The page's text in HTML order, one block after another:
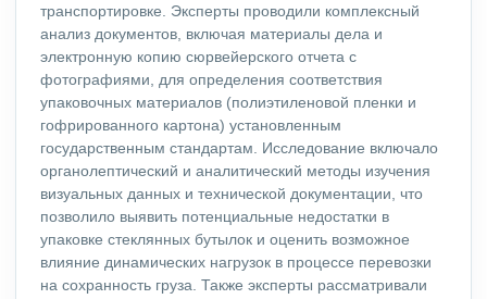
транспортировке. Эксперты проводили комплексный
анализ документов, включая материалы дела и
электронную копию сюрвейерского отчета с
фотографиями, для определения соответствия
упаковочных материалов (полиэтиленовой пленки и
гофрированного картона) установленным
государственным стандартам. Исследование включало
органолептический и аналитический методы изучения
визуальных данных и технической документации, что
позволило выявить потенциальные недостатки в
упаковке стеклянных бутылок и оценить возможное
влияние динамических нагрузок в процессе перевозки
на сохранность груза. Также эксперты рассматривали